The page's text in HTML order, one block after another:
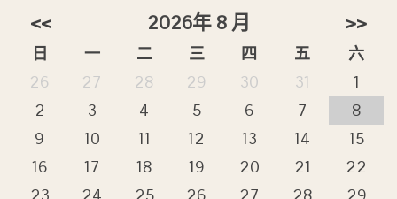
<< 2026年 8 月 >>
日 一 二 三 四 五
六
26
27 28 29 30 31
1
2
3 4 5 6 7
8
9
10 11 12 13 14
15
16
17 18 19 20 21
22